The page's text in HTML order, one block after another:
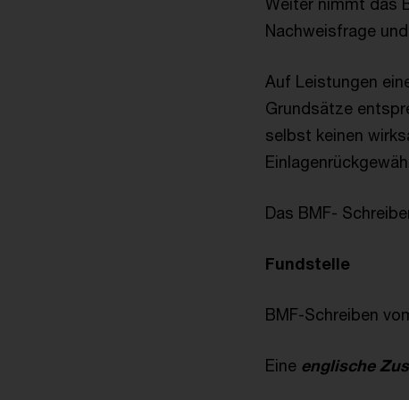
Nachweisfrage
Auf Leistungen
Grundsätze
selbst keinen
Das BMF-
Fundstelle
BMF-Schreiben
Eine englische